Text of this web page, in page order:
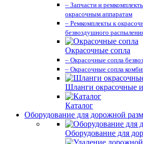
– Запчасти и
окрасочным аппаратам
– Ремкомплекты к
безвоздушного
Окрасочные сопла
– Окрасочные сопла
– Окрасочные сопла
Шланги окрасочные
Каталог
Оборудование для дорожной
Оборудование для